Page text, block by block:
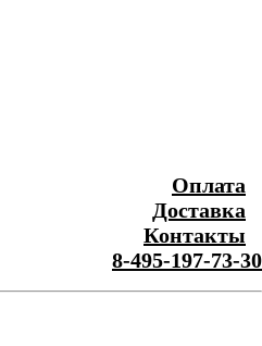
Оплата
Доставка
Контакты
8-495-197-73-30